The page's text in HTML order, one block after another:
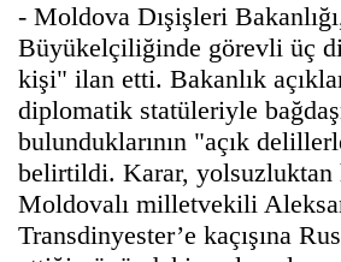
- Moldova Dışişleri
Büyükelçiliğinde görevli üç
kişi" ilan etti. Bakanlık
diplomatik statüleriyle
bulunduklarının "açık
belirtildi. Karar, yolsuzluktan
Moldovalı milletvekili
Transdinyester’e kaçışına